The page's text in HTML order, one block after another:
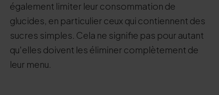
également limiter leur consommation de
glucides, en particulier ceux qui contiennent des
sucres simples. Cela ne signifie pas pour autant
qu'elles doivent les éliminer complètement de
leur menu.